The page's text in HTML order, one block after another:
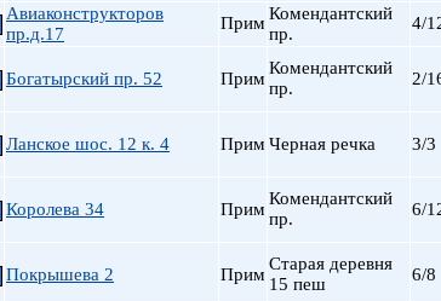
Авиаконструкторов
пр.д.17
Прим Комендантский
пр.
4/
Богатырский пр. 52 Прим
Комендантский
пр.
2/
Ланское шос. 12 к. 4 Прим Черная речка 3/3
Королева 34 Прим
Комендантский
пр.
6/
Покрышева 2 Прим
Старая деревня
15 пеш
6/8